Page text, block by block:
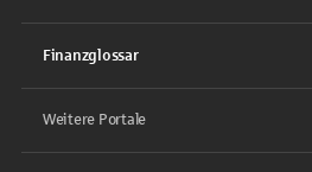
Finanzglossar
Weitere Portale